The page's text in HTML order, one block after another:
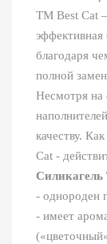
ТМ Best Cat
эффективная
благодаря
полной
Несмотря на
качеству.
Cat -
- однороден
- имеет